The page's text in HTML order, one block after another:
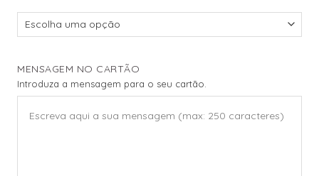
€215.00
through
MENSAGEM NO CARTÃO
Introduza a mensagem para o seu cartão.